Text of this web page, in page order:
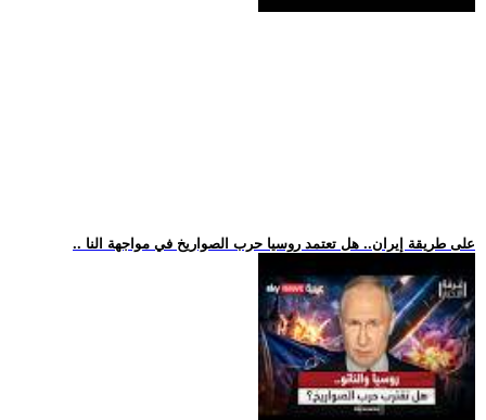
.. على طريقة إيران.. هل تعتمد روسيا حرب الصواريخ في مواجهة النا